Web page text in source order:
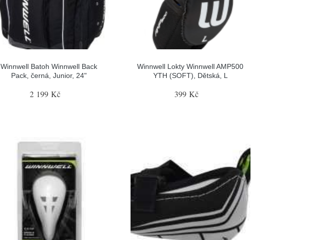
Winnwell Batoh Winnwell Back
Pack, černá, Junior, 24"
2 199 Kč
Winnwell Lokty Winnwell AMP500
YTH (SOFT), Dětská, L
399 Kč